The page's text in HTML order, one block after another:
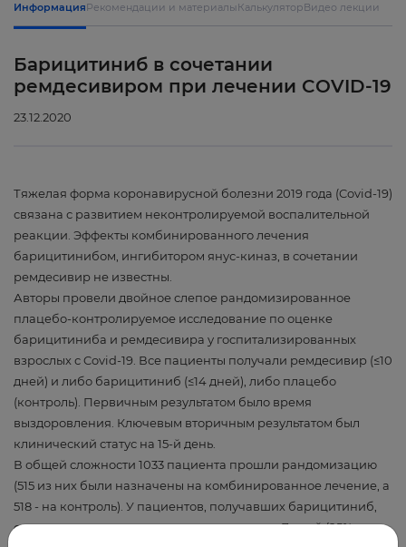
ИнформацияРекомендации и материалыКалькуляторВидео лекции
Барицитиниб в сочетании
ремдесивиром при лечении COVID-19
23.12.2020
Тяжелая форма коронавирусной болезни 2019 года (Covid-19)
связана с развитием неконтролируемой воспалительной
реакции. Эффекты комбинированного лечения
барицитинибом, ингибитором янус-киназ, в сочетании
ремдесивир не известны.
Авторы провели двойное слепое рандомизированное
плацебо-контролируемое исследование по оценке
барицитиниба и ремдесивира у госпитализированных
взрослых с Covid-19. Все пациенты получали ремдесивир (≤10
дней) и либо барицитиниб (≤14 дней), либо плацебо
(контроль). Первичным результатом было время
выздоровления. Ключевым вторичным результатом был
клинический статус на 15-й день.
В общей сложности 1033 пациента прошли рандомизацию
(515 из них были назначены на комбинированное лечение, а
518 - на контроль). У пациентов, получавших барицитиниб,
среднее время выздоровления составляло 7 дней (95%